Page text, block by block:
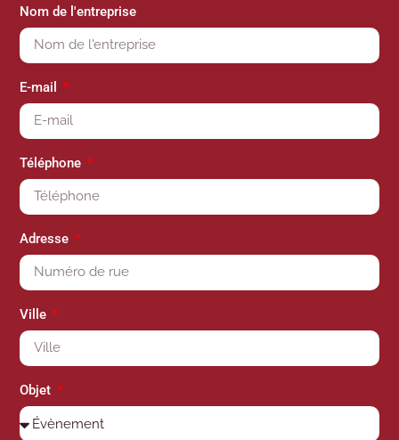
Nom de l'entreprise
E-mail
Téléphone
Adresse
Ville
Objet